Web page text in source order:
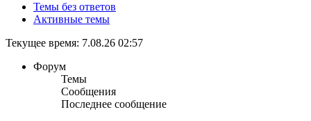
Темы без ответов
Активные темы
Текущее время: 7.08.26 02:57
Форум
Темы
Сообщения
Последнее сообщение